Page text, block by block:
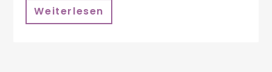
Weiterlesen